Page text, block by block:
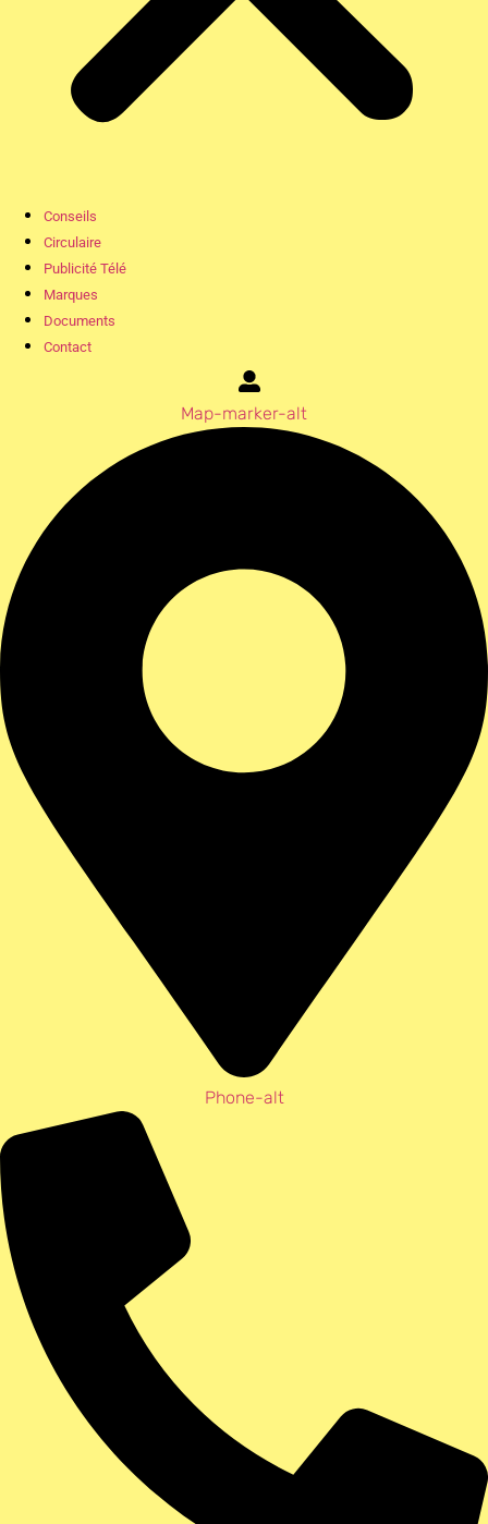
Conseils
Circulaire
Publicité Télé
Marques
Documents
Contact
Map-marker-alt
Phone-alt